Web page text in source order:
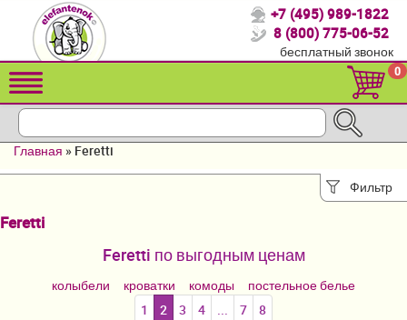
Спасибо, что выбрали нас!
Распродажа!
Детские коляски
Детский транспорт
+7 (495) 989-1822
8 (800) 775-06-52
бесплатный звонок
0
Главная » Feretti
Фильтр
Feretti
Feretti по выгодным ценам
колыбели кроватки комоды
постельное белье
1
2 3 4 ... 7 8